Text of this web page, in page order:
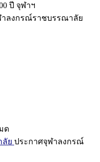
ปี จุฬาฯ
าลงกรณ์ราชบรรณาลัย
ด
ลัย ประกาศจุฬาลงกรณ์